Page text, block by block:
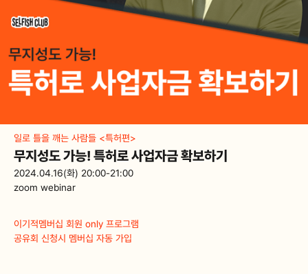
일로 틀을 깨는 사람들 <특허편>
무지성도 가능! 특허로 사업자금 확보하기
2024.04.16(화) 20:00-21:00
zoom webinar
이기적멤버십 회원 only 프로그램
공유회 신청시 멤버십 자동 가입